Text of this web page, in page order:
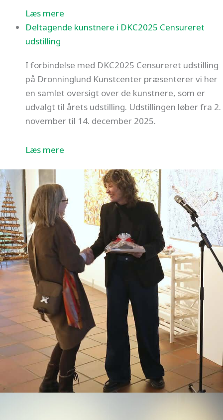
Læs mere
Deltagende kunstnere i DKC2025 Censureret
udstilling
I forbindelse med DKC2025 Censureret udstilling
på Dronninglund Kunstcenter præsenterer vi her
en samlet oversigt over de kunstnere, som er
udvalgt til årets udstilling. Udstillingen løber fra 2.
november til 14. december 2025.
Læs mere